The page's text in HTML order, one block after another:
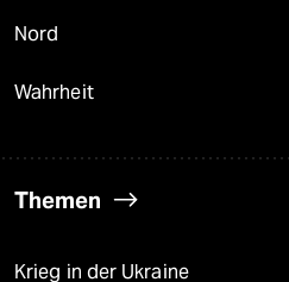
Nord
Wahrheit
Themen
Krieg in der Ukraine